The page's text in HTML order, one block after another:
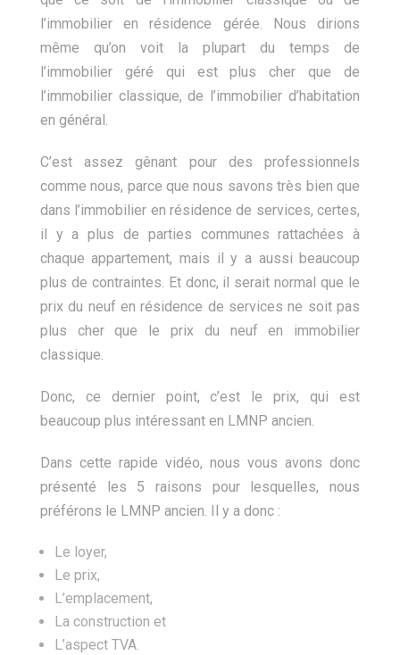
l’immobilier en résidence gérée. Nous dirions
même qu’on voit la plupart du temps de
l’immobilier géré qui est plus cher que de
l’immobilier classique, de l’immobilier d’habitation
en général.
C’est assez gênant pour des professionnels
comme nous, parce que nous savons très bien que
dans l’immobilier en résidence de services, certes,
il y a plus de parties communes rattachées à
chaque appartement, mais il y a aussi beaucoup
plus de contraintes. Et donc, il serait normal que le
prix du neuf en résidence de services ne soit pas
plus cher que le prix du neuf en immobilier
classique.
Donc, ce dernier point, c’est le prix, qui est
beaucoup plus intéressant en LMNP ancien.
Dans cette rapide vidéo, nous vous avons donc
présenté les 5 raisons pour lesquelles, nous
préférons le LMNP ancien. Il y a donc :
Le loyer,
Le prix,
L’emplacement,
La construction et
L’aspect TVA.